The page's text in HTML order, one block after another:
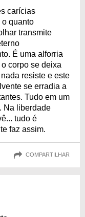
carícias
o quanto
transmite
É uma alforria
corpo se deixa
resiste e este
se erradia a
Tudo em um
Na liberdade
tudo é
faz assim.
COMPARTILHAR